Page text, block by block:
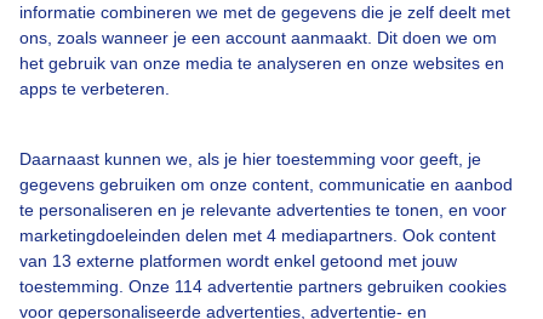
informatie combineren we met de gegevens die je zelf deelt met
ons, zoals wanneer je een account aanmaakt. Dit doen we om
het gebruik van onze media te analyseren en onze websites en
apps te verbeteren.
Daarnaast kunnen we, als je hier toestemming voor geeft, je
gegevens gebruiken om onze content, communicatie en aanbod
te personaliseren en je relevante advertenties te tonen, en voor
marketingdoeleinden delen met 4 mediapartners. Ook content
van 13 externe platformen wordt enkel getoond met jouw
toestemming. Onze 114 advertentie partners gebruiken cookies
voor gepersonaliseerde advertenties, advertentie- en
Contact
Toegankelijkheid
Buienradar Team
Privacy beleid
Cookie beleid
Privacy instellingen